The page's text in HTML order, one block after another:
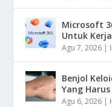
Microsoft
Untuk
Agu 7, 2026 |
Benjol
Yang
Agu 6, 2026 |